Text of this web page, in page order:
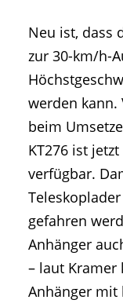
Neu ist, dass
zur 30-km/h-
werden
beim
KT276 ist
verfügbar.
gefahren
Anhänger
– laut
Anhänger mit